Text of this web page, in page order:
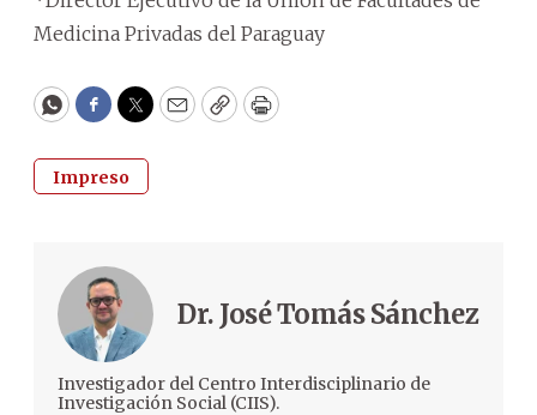
Medicina Privadas del Paraguay
WhatsApp
Facebook
Twitter
EmailCopyPrint
Impreso
Dr. José Tomás Sánchez
Investigador del Centro Interdisciplinario de
Investigación Social (CIIS).